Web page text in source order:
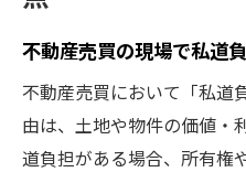
不動産売買の現場で私道
不動産売買において「私道
由は、土地や物件の価値・
道負担がある場合、所有権